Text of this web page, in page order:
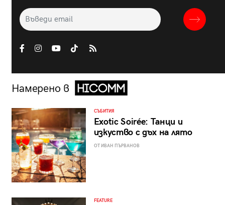
Намерено в
СЪБИТИЯ
Exotic Soirée: Танци и
изкуство с дъх на лято
ОТ ИВАН ПЪРВАНОВ
FEATURE